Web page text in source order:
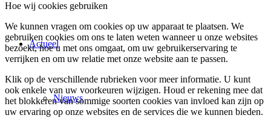
Actueel
Nieuws
Hoe wij cookies gebruiken
We kunnen vragen om cookies op uw apparaat te plaatsen. We
gebruiken cookies om ons te laten weten wanneer u onze websites
bezoekt, hoe u met ons omgaat, om uw gebruikerservaring te
verrijken en om uw relatie met onze website aan te passen.
Klik op de verschillende rubrieken voor meer informatie. U kunt
ook enkele van uw voorkeuren wijzigen. Houd er rekening mee dat
het blokkeren van sommige soorten cookies van invloed kan zijn op
uw ervaring op onze websites en de services die we kunnen bieden.